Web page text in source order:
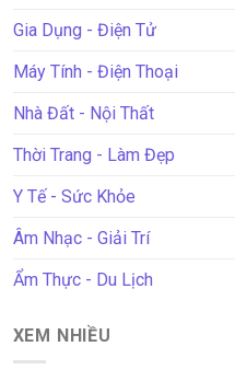
Gia Dụng - Điện Tử
Máy Tính - Điện Thoại
Nhà Đất - Nội Thất
Thời Trang - Làm Đẹp
Y Tế - Sức Khỏe
Âm Nhạc - Giải Trí
Ẩm Thực - Du Lịch
XEM NHIỀU